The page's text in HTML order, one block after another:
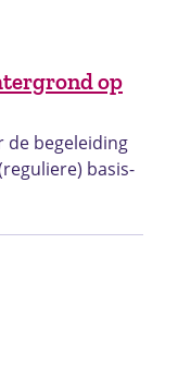
op
de begeleiding
basis-